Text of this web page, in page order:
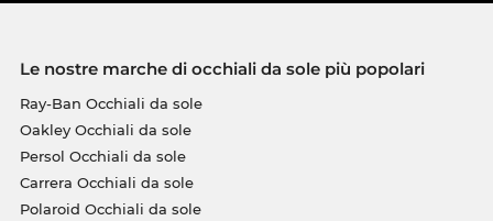
Le nostre marche di occhiali da sole più popolari
Ray-Ban Occhiali da sole
Oakley Occhiali da sole
Persol Occhiali da sole
Carrera Occhiali da sole
Polaroid Occhiali da sole